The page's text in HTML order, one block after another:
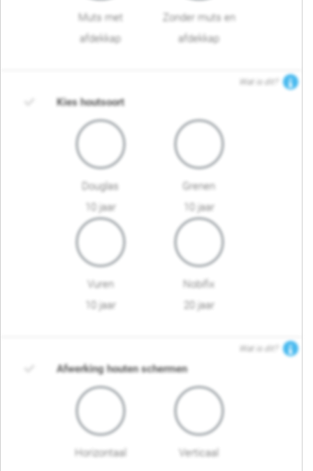
Muts met
afdekkap
Zonder muts en
afdekkap
Wat is dit?
Kies houtsoort
Douglas
10 jaar
Grenen
10 jaar
Vuren
10 jaar
Nobifix
20 jaar
Wat is dit?
Afwerking houten schermen
Horizontaal Verticaal